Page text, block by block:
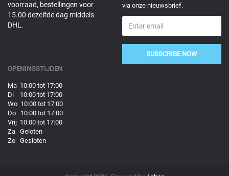
voorraad, bestellingen voor
15.00 dezelfde dag middels
DHL.
via onze nieuwsbrief.
SUBSCRIBE NOW
OPENINGSTIJDEN
Ma 10:00 tot 17:00
Di 10:00 tot 17:00
Wo 10:00 tot 17:00
Do 10:00 tot 17:00
Vrij 10:00 tot 17:00
Za Geloten
Zo Gesloten